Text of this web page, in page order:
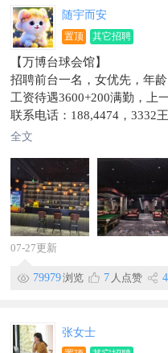
随宇而安
置顶 其它招聘
【万博台球会馆】
招聘前台一名，女优先，年龄
工资待遇3600+200满勤，上
联系电话：188,4474，3332
工作地点东市场附近
此条信息在【珲春圈】独家
全文
07-27更新
79979浏览 7 人点赞
张女士